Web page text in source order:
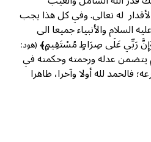
له تعالى. وفي كل هذا يجب
السلام والأنبياء جميعا الى
رَبِّي عَلَى صِرَاطٍ مُسْتَقِيمٍ﴾(هود:
عدله ورحمته وحكمته في
فالحمد لله أولا وآخرا، ظاهرا